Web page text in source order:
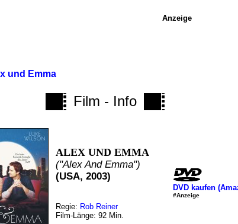
und Emma
Film - Info
ALEX UND EMMA
("Alex And Emma")
(USA, 2003)
Regie: Rob Reiner
Film-Länge: 92 Min.
DVD kaufen
#Anzeige
Anzeige